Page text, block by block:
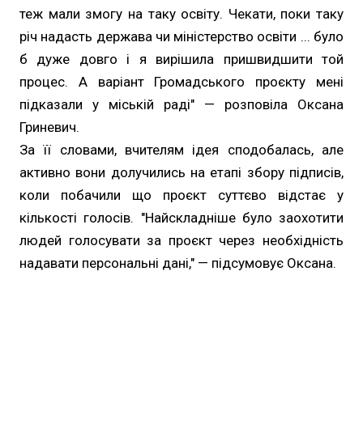
теж мали змогу на таку освіту. Чекати, поки таку
річ надасть держава чи міністерство освіти ... було
б дуже довго і я вирішила пришвидшити той
процес. А варіант Громадського проєкту мені
підказали у міській раді" — розповіла Оксана
Гриневич.
За її словами, вчителям ідея сподобалась, але
активно вони долучились на етапі збору підписів,
коли побачили що проєкт суттєво відстає у
кількості голосів. "Найскладніше було заохотити
людей голосувати за проєкт через необхідність
надавати персональні дані," — підсумовує Оксана.